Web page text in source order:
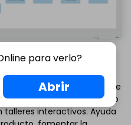
visual en línea que
equipos. Su lienzo ilimitado
talleres interactivos. Ayuda
para verlo?
Abrir